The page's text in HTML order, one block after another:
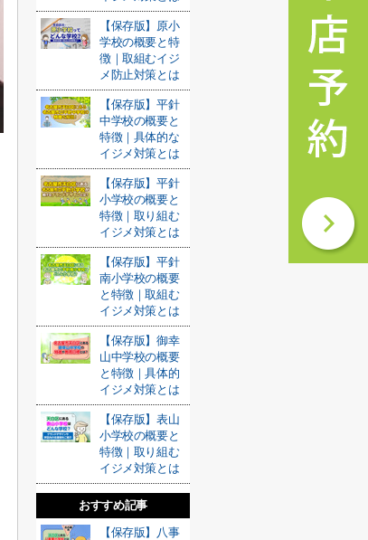
【保存版】原小
学校の概要と特
徴｜取組むイジ
メ防止対策とは
【保存版】平針
中学校の概要と
特徴｜具体的な
イジメ対策とは
【保存版】平針
小学校の概要と
特徴｜取り組む
イジメ対策とは
【保存版】平針
南小学校の概要
と特徴｜取組む
イジメ対策とは
【保存版】御幸
山中学校の概要
と特徴｜具体的
イジメ対策とは
【保存版】表山
小学校の概要と
特徴｜取り組む
イジメ対策とは
おすすめ記事
【保存版】八事